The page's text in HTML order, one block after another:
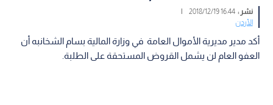
نشر :16:44 2018/12/19
|
الأردن
أكد مدير مديرية الأموال العامة في وزارة المالية بسام الشخانبه أن
العفو العام لن يشمل القروض المستحقة على الطلبة.